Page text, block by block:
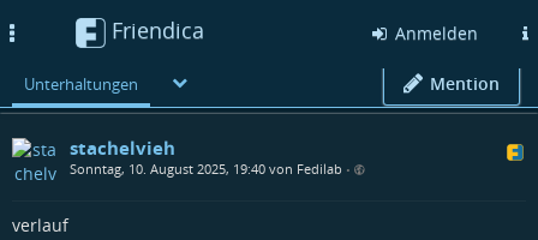
Friendica Anmelden
Unterhaltungen Mention
stachelvieh
Sonntag, 10. August 2025, 19:40 von Fedilab •
verlauf